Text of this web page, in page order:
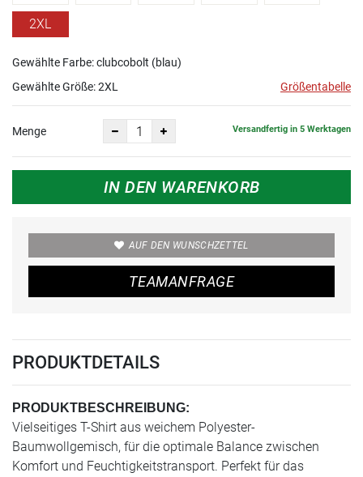
2XL
Gewählte Farbe: clubcobolt (blau)
Gewählte Größe:2XL Größentabelle
Menge Versandfertig in 5 Werktagen
IN DEN WARENKORB
AUF DEN WUNSCHZETTEL
TEAMANFRAGE
PRODUKTDETAILS
PRODUKTBESCHREIBUNG:
Vielseitiges T-Shirt aus weichem Polyester-
Baumwollgemisch, für die optimale Balance zwischen
Komfort und Feuchtigkeitstransport. Perfekt für das